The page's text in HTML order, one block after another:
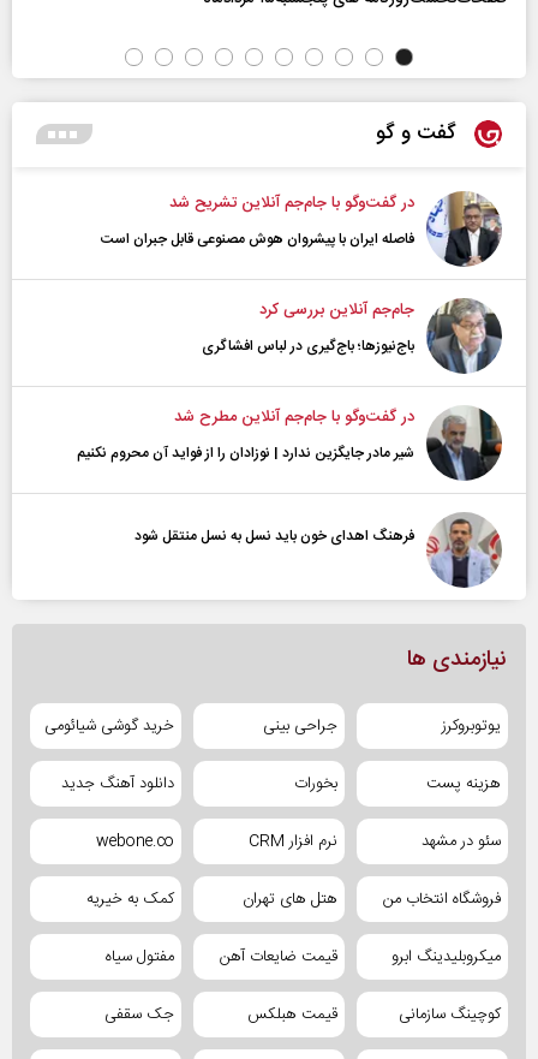
گفت و گو
در گفت‌و‌گو با جام‌جم آنلاین تشریح شد
فاصله ایران با پیشرو‌ان هوش مصنوعی قابل جبران است
جام‌جم آنلاین بررسی کرد
باج‌نیوزها؛ باج‌گیری در لباس افشاگری
در گفت‌و‌گو با جام‌جم آنلاین مطرح شد
شیر مادر جایگزین ندارد | نوزادان را از فواید آن محروم نکنیم
فرهنگ اهدای خون باید نسل به نسل منتقل شود
نیازمندی ها
یوتوبروکرز جراحی بینی خرید گوشی شیائومی
هزینه پست بخورات دانلود آهنگ جدید
سئو در مشهد نرم افزار CRM webone.co
فروشگاه انتخاب من هتل های تهران کمک به خیریه
میکروبلیدینگ ابرو قیمت ضایعات آهن مفتول سیاه
کوچینگ سازمانی قیمت هبلکس جک سقفی